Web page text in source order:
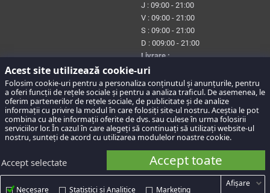
Acest site utilizează cookie-uri
Folosim cookie-uri pentru a personaliza conținutul și anunțurile, pentru
a oferi funcții de rețele sociale și pentru a analiza traficul. De asemenea, le
oferim partenerilor de rețele sociale, de publicitate și de analize
informații cu privire la modul în care folosiți site-ul nostru. Aceștia le pot
combina cu alte informații oferite de dvs. sau culese în urma folosirii
serviciilor lor. În cazul în care alegeți să continuați să utilizați website-ul
nostru, sunteți de acord cu utilizarea modulelor noastre cookie.
Accept selectate Accept toate
Necesare Statistici și Analitice Marketing
Afişare
COȘUL MEU 0.00lei
J : 09:00 - 21:00
V : 09:00 - 21:00
S : 09:00 - 21:00
D : 009:00 - 21:00
Livrare:
L : 09:00 - 20:45
M :09:00 - 20:45
M : 09:00 - 20:45
J : 09:00 - 20:45
V : 09:00 - 20:45
D : 09:00 - 20:45